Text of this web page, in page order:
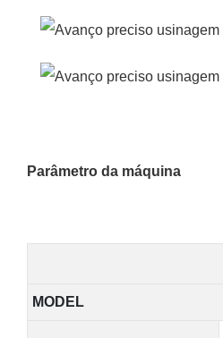
Parâmetro da máquina
MODEL